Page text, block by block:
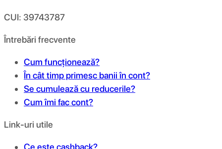
CUI: 39743787
Întrebări frecvente
Cum funcționează?
În cât timp primesc banii în cont?
Se cumulează cu reducerile?
Cum îmi fac cont?
Link-uri utile
Ce este cashback?